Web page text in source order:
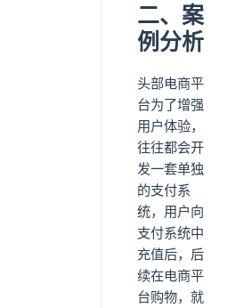
二、案
例分析
头部电商平
台为了增强
用户体验，
往往都会开
发一套单独
的支付系
统，用户向
支付系统中
充值后，后
续在电商平
台购物，就